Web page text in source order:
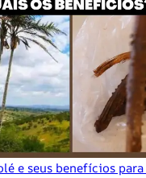
e seus benefícios para